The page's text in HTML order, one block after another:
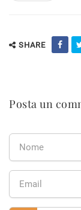
SHARE
Posta un